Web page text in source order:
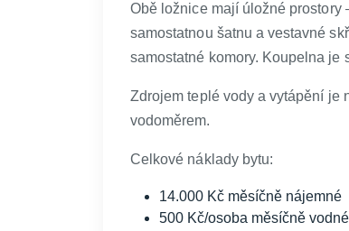
Obě ložnice mají úložné prostory
samostatnou šatnu a vestavné
samostatné komory. Koupelna je
Zdrojem teplé vody a vytápění je
vodoměrem.
Celkové náklady bytu:
14.000 Kč měsíčně nájemné
500 Kč/osoba měsíčně vodné